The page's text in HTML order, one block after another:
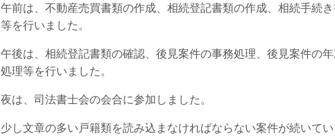
午前は、不動産売買書類の作成、相続登記書類の作成、相続手続
等を行いました。
午後は、相続登記書類の確認、後見案件の事務処理、後見案件の
処理等を行いました。
夜は、司法書士会の会合に参加しました。
少し文章の多い戸籍類を読み込まなければならない案件が続いて